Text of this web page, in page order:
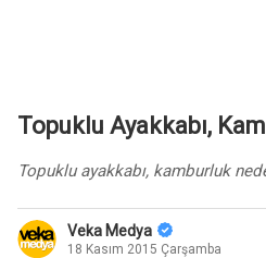
Topuklu Ayakkabı,
Topuklu ayakkabı, kamburluk
Veka Medya
18 Kasım 2015 Çarşamba